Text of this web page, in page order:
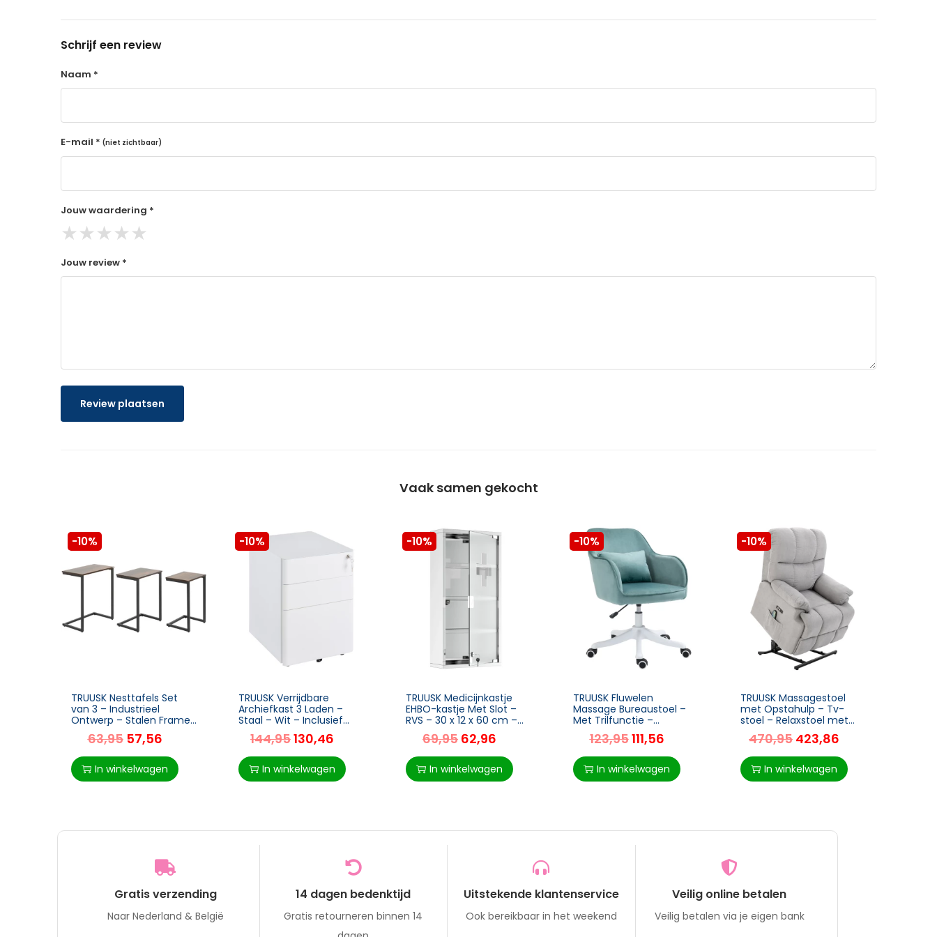
14 dagen retourtermijn
Binnen 14 dagen een terugbetaling na ontvangst van retour
De terugbetaling wordt gedaan via de betaalmethode waarmee de bestelling is gedaan
Schrijf een review
Naam *
E-mail * (niet zichtbaar)
Jouw waardering *
★★★★★
Jouw review *
Review plaatsen
Vaak samen gekocht
-10%
TRUUSK Nesttafels Set
van 3 – Industrieel
Ontwerp – Stalen Frame
– Bruin/Zwart – 45 x 30 x
60 cm
63,95 57,56
In winkelwagen
-10%
TRUUSK Verrijdbare
Archiefkast 3 Laden –
Staal – Wit – Inclusief
Wielen – 39 x 48 x 59 cm
– Voor Kantoor en
Thuisgebruik
144,95130,46
In winkelwagen
-10%
TRUUSK Medicijnkastje
EHBO-kastje Met Slot –
RVS – 30 x 12 x 60 cm –
Veilig en Stijlvol opbergen
van EHBO-
benodigdheden
69,95 62,96
In winkelwagen
-10%
TRUUSK Fluwelen
Massage Bureaustoel –
Met Trilfunctie –
Afmetingen 55cm x
65cm x 86cm – Groen
123,95111,56
In winkelwagen
-10%
TRUUSK Massagestoel
met Opstahulp – Tv-
stoel – Relaxstoel met
Warmtefunctie –
Verstelbare Hoek – USB-
afstandsbediening – Kort
470,95 423,86
In winkelwagen
Gratis verzending
Naar Nederland & België
14 dagen bedenktijd
Gratis retourneren binnen 14
Uitstekende klantenservice
Ook bereikbaar in het weekend
Veilig online betalen
Veilig betalen via je eigen bank